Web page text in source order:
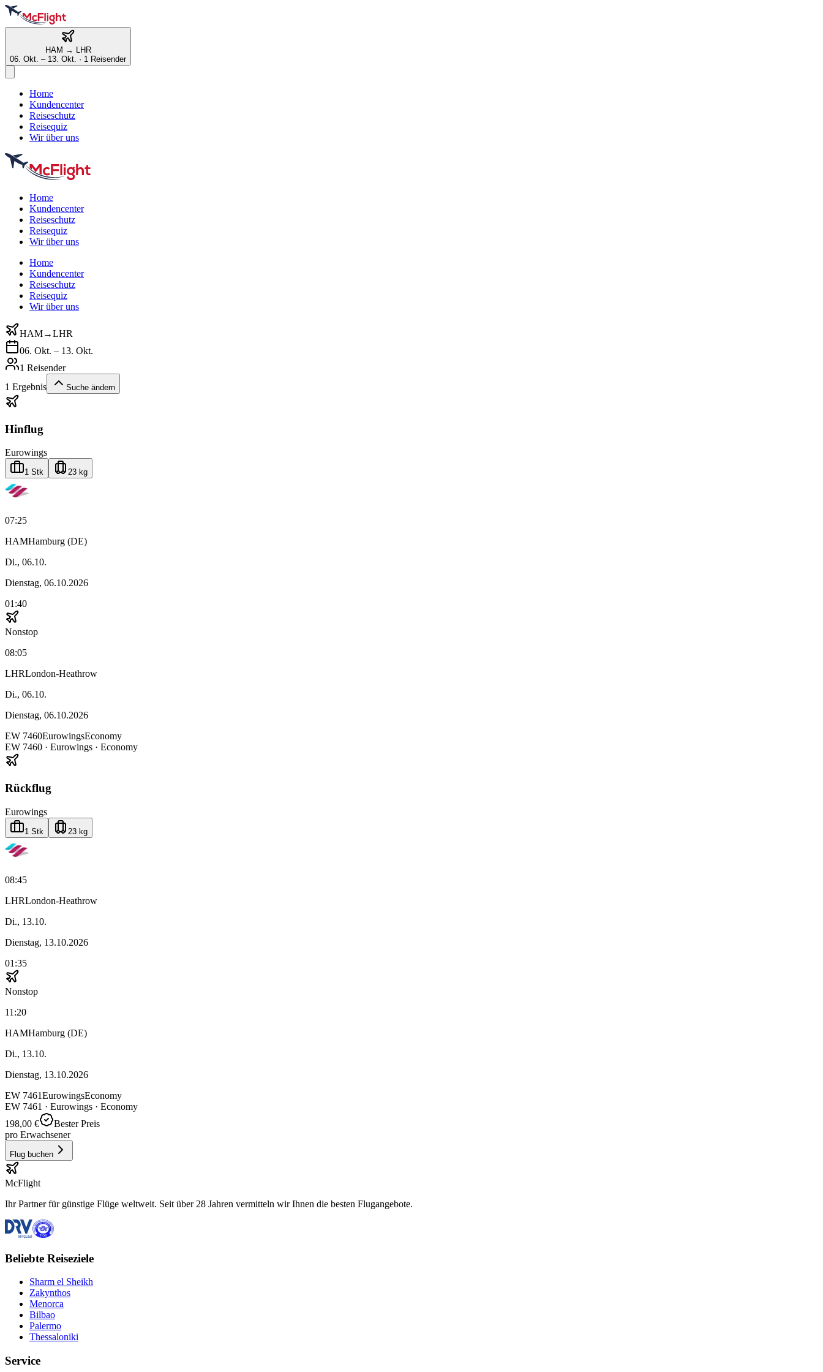
HAM → LHR
06. Okt. – 13. Okt. · 1 Reisender
Home
Kundencenter
Reiseschutz
Reisequiz
Wir über uns
Home
Kundencenter
Reiseschutz
Reisequiz
Wir über uns
Home
Kundencenter
Reiseschutz
Reisequiz
Wir über uns
HAM→LHR
06. Okt. – 13. Okt.
1 Reisender
1 Ergebnis Suche ändern
Hinflug
Eurowings
1 Stk 23 kg
07:25
HAMHamburg (DE)
Di., 06.10.
Dienstag, 06.10.2026
01:40
Nonstop
08:05
LHRLondon-Heathrow
Di., 06.10.
Dienstag, 06.10.2026
EW 7460EurowingsEconomy
EW 7460 · Eurowings · Economy
Rückflug
Eurowings
1 Stk 23 kg
08:45
LHRLondon-Heathrow
Di., 13.10.
Dienstag, 13.10.2026
01:35
Nonstop
11:20
HAMHamburg (DE)
Di., 13.10.
Dienstag, 13.10.2026
EW 7461EurowingsEconomy
EW 7461 · Eurowings · Economy
198,00 €
Bester Preis
pro Erwachsener
Flug buchen
McFlight
Ihr Partner für günstige Flüge weltweit. Seit über 28 Jahren vermitteln wir Ihnen die besten Flugangebote.
Beliebte Reiseziele
Sharm el Sheikh
Zakynthos
Menorca
Bilbao
Palermo
Thessaloniki
Service